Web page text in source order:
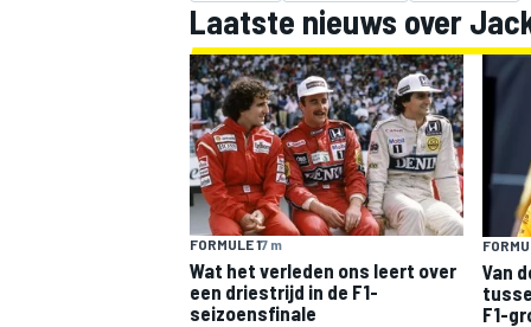
MOTOGP
Laatste nieuws over
FORMULE 17 m
Wat het verleden ons leert over
een driestrijd in de F1-
seizoensfinale
Van
F1-